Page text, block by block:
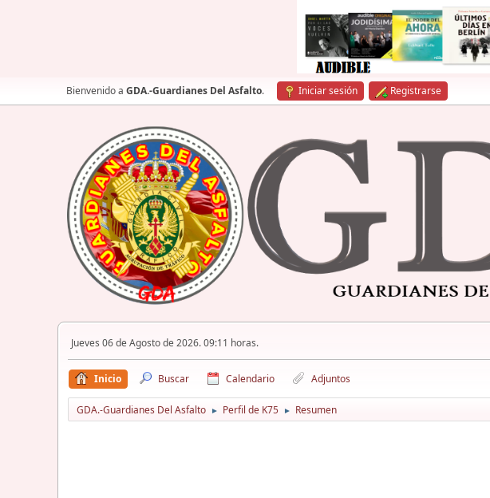
Bienvenido a GDA.-Guardianes Del Asfalto. Iniciar sesión Registrarse
Jueves 06 de Agosto de 2026. 09:11 horas.
Inicio Buscar Calendario Adjuntos
GDA.-Guardianes Del Asfalto ► Perfil de K75 ► Resumen